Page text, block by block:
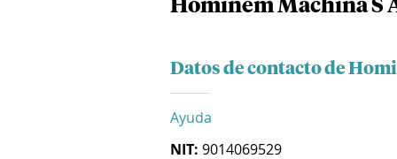
Hominem Machina S
Datos de contacto de
Ayuda
NIT: 9014069529